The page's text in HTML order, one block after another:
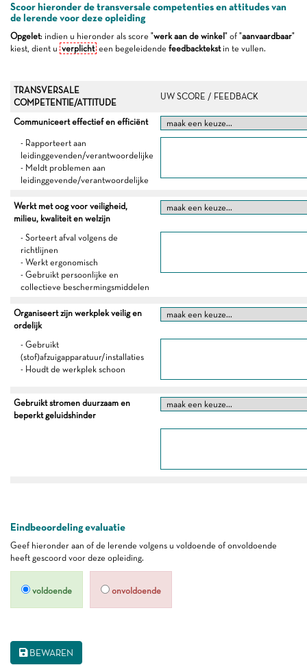
Scoor hieronder de transversale competenties en attitudes van
de lerende voor deze opleiding
Opgelet: indien u hieronder als score "werk aan de winkel " of "aanvaardbaar"
kiest, dient u verplicht een begeleidende feedbacktekstin te vullen.
TRANSVERSALE
COMPETENTIE/ATTITUDE
UW SCORE / FEEDBACK
Communiceert effectief en efficiënt
- Rapporteert aan
leidinggevenden/verantwoordelijke
- Meldt problemen aan
leidinggevende/verantwoordelijke
Werkt met oog voor veiligheid,
milieu, kwaliteit en welzijn
- Sorteert afval volgens de
richtlijnen
- Werkt ergonomisch
- Gebruikt persoonlijke en
collectieve beschermingsmiddelen
Organiseert zijn werkplek veilig en
ordelijk
- Gebruikt
(stof)afzuigapparatuur/installaties
- Houdt de werkplek schoon
Gebruikt stromen duurzaam en
beperkt geluidshinder
Eindbeoordeling evaluatie
Geef hieronder aan of de lerende volgens u voldoende of onvoldoende
heeft gescoord voor deze opleiding.
voldoende onvoldoende
BEWAREN